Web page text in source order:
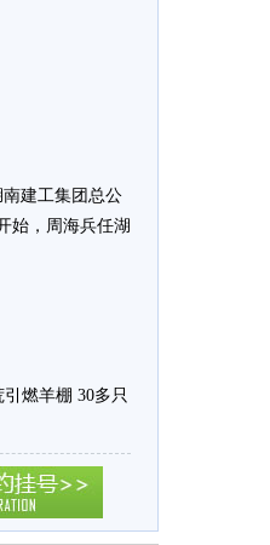
建工集团总公
始，周海兵任湖
燃羊棚 30多只